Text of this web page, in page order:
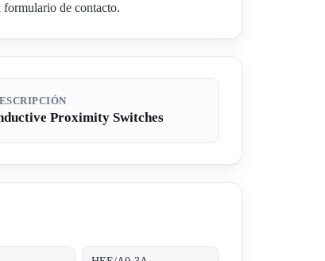
de contacto.
Proximity Switches